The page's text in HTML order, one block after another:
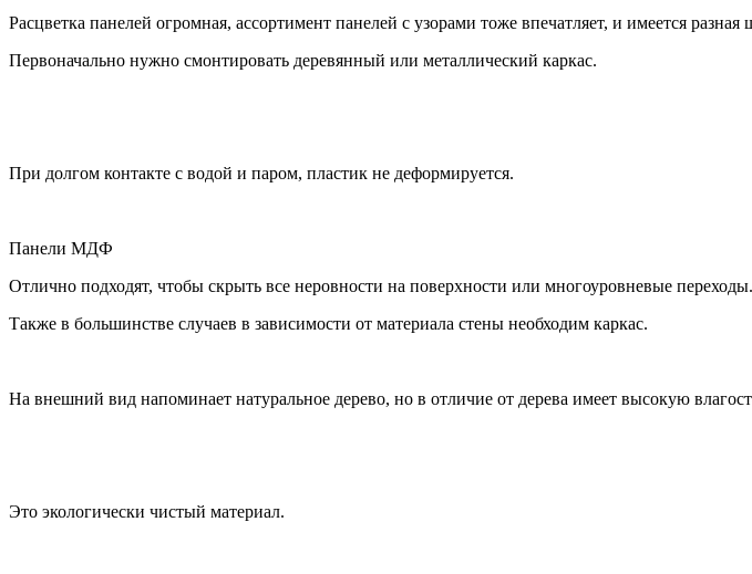
Расцветка панелей огромная, ассортимент панелей с узорами тоже впечатляет, и имеется разная
Первоначально нужно смонтировать деревянный или металлический каркас.
При долгом контакте с водой и паром, пластик не деформируется.
Панели МДФ
Отлично подходят, чтобы скрыть все неровности на поверхности или многоуровневые переходы.
Также в большинстве случаев в зависимости от материала стены необходим каркас.
На внешний вид напоминает натуральное дерево, но в отличие от дерева имеет высокую
Это экологически чистый материал.